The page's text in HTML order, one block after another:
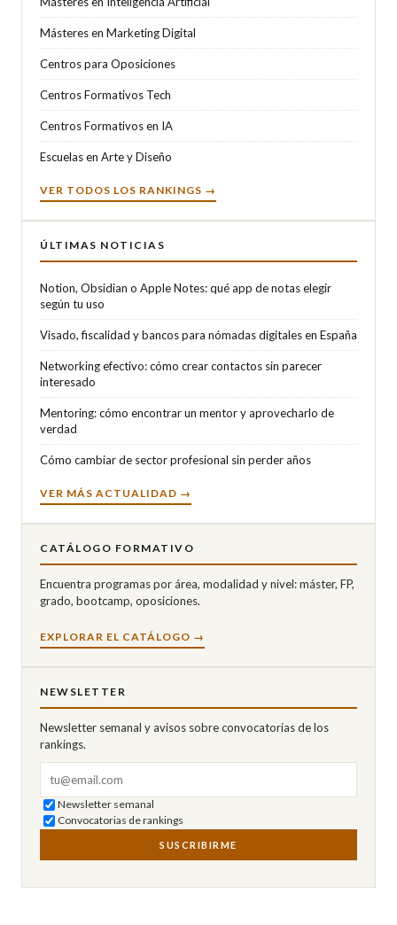
Másteres en Marketing Digital
Centros para Oposiciones
Centros Formativos Tech
Centros Formativos en IA
Escuelas en Arte y Diseño
VER TODOS LOS RANKINGS →
ÚLTIMAS NOTICIAS
Notion, Obsidian o Apple Notes: qué app de notas elegir
según tu uso
Visado, fiscalidad y bancos para nómadas digitales en España
Networking efectivo: cómo crear contactos sin parecer
interesado
Mentoring: cómo encontrar un mentor y aprovecharlo de
verdad
Cómo cambiar de sector profesional sin perder años
VER MÁS ACTUALIDAD →
CATÁLOGO FORMATIVO
Encuentra programas por área, modalidad y nivel: máster, FP,
grado, bootcamp, oposiciones.
EXPLORAR EL CATÁLOGO →
NEWSLETTER
Newsletter semanal y avisos sobre convocatorias de los
rankings.
Newsletter semanal
Convocatorias de rankings
SUSCRIBIRME